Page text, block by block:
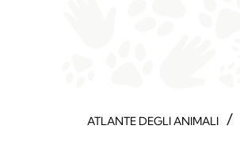
ATLANTE DEGLI ANIMALI /